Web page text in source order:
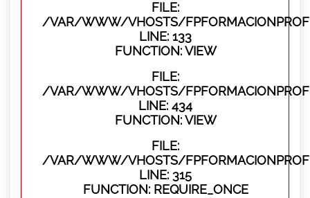
FILE:
/VAR/WWW/VHOSTS/
LINE: 133
FUNCTION: VIEW
FILE:
/VAR/WWW/VHOSTS/
LINE: 434
FUNCTION: VIEW
FILE:
/VAR/WWW/VHOSTS/
LINE: 315
FUNCTION: REQUIRE_ONCE